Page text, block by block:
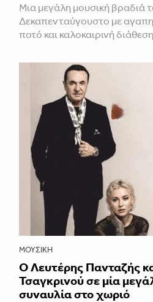
Μια μεγάλη μουσική βραδιά
Δεκαπενταύγουστο με
ποτό και καλοκαιρινή διάθεση
ΜΟΥΣΙΚΉ
Ο Λευτέρης Πανταζής
Τσαγκρινού σε μία
συναυλία στο χωριό